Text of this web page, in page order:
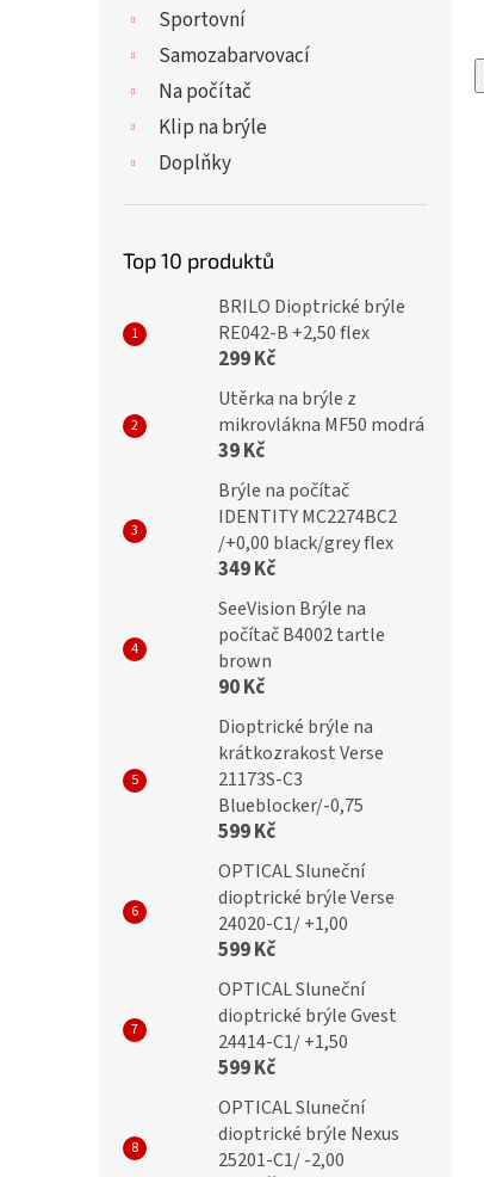
Sportovní
Samozabarvovací
Na počítač
Klip na brýle
Doplňky
Top 10 produktů
BRILO Dioptrické brýle
RE042-B +2,50 flex
299 Kč
Utěrka na brýle z
mikrovlákna MF50 modrá
39 Kč
Brýle na počítač
IDENTITY MC2274BC2
/+0,00 black/grey flex
349 Kč
SeeVision Brýle na
počítač B4002 tartle
brown
90 Kč
Dioptrické brýle na
krátkozrakost Verse
21173S-C3
Blueblocker/-0,75
599 Kč
OPTICAL Sluneční
dioptrické brýle Verse
24020-C1/ +1,00
599 Kč
OPTICAL Sluneční
dioptrické brýle Gvest
24414-C1/ +1,50
599 Kč
OPTICAL Sluneční
dioptrické brýle Nexus
25201-C1/ -2,00
MONTANA EYEWEAR
Dioptrické brýle MR97A
+3,50 flex
399 Kč